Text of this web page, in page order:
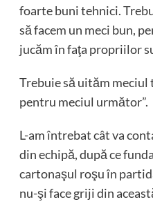
foarte buni tehnici.
să facem un meci bun,
jucăm în faţa propriilor
Trebuie să uităm meciul
pentru meciul următor”.
L-am întrebat cât va
din echipă, după ce
cartonaşul roşu în
nu-şi face griji din